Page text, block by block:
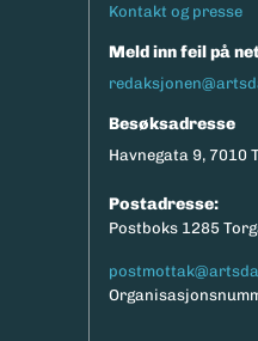
Kontakt og presse
Meld inn feil på
Besøksadresse
Havnegata 9, 7010
Postadresse:
Postboks 1285